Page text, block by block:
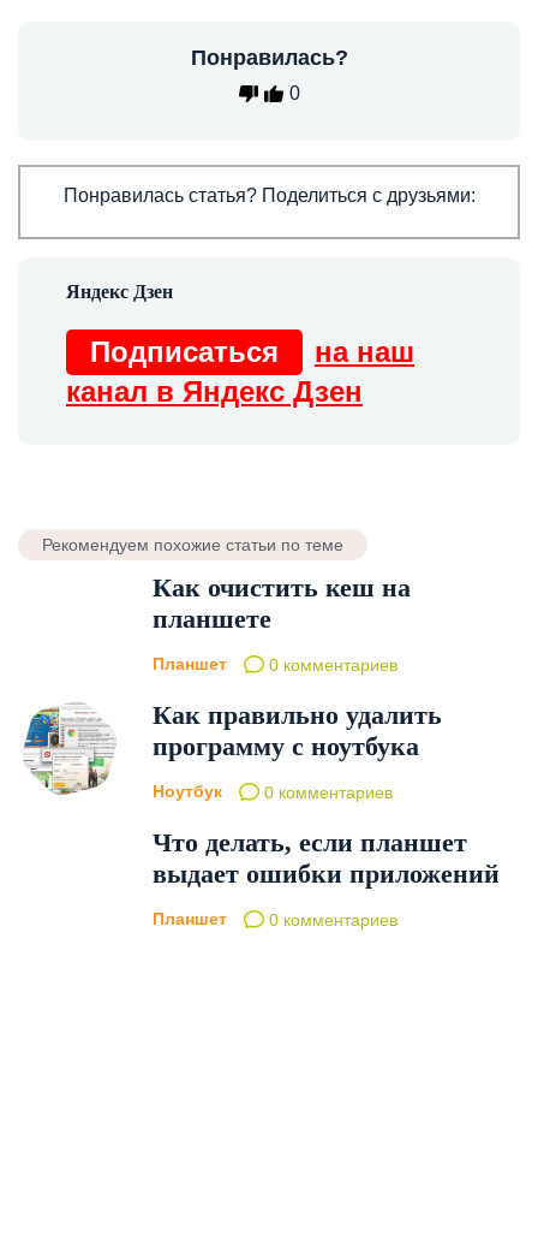
Понравилась?
0
Понравилась статья? Поделиться с друзьями:
Подписаться
на наш
канал в Яндекс Дзен
Рекомендуем похожие статьи по теме
Как очистить кеш на
планшете
Планшет 0 комментариев
Как правильно удалить
программу с ноутбука
Ноутбук 0 комментариев
Что делать, если планшет
выдает ошибки приложений
Планшет 0 комментариев